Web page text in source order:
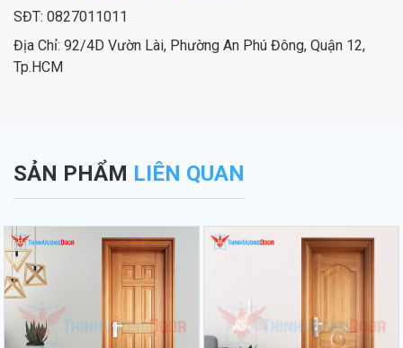
SĐT: 0827011011
Địa Chỉ: 92/4D Vườn Lài, Phường An Phú Đông, Quận 12,
Tp.HCM
SẢN PHẨM LIÊN QUAN